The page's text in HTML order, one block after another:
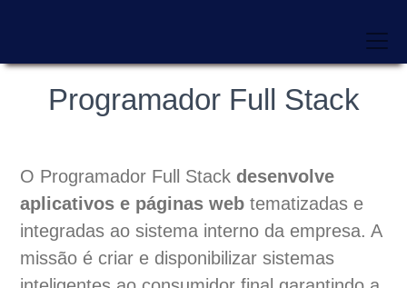
Programador Full Stack
O Programador Full Stack desenvolve
aplicativos e páginas web tematizadas e
integradas ao sistema interno da empresa. A
missão é criar e disponibilizar sistemas